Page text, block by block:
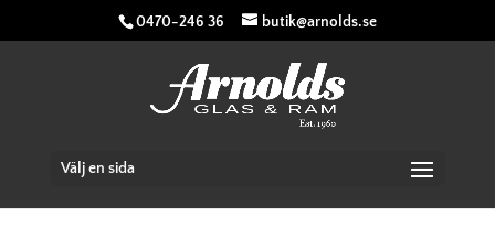
0470-246 36 butik@arnolds.se
Välj en sida